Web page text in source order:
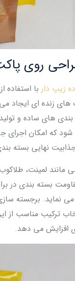
روی پاکت
زیپ دار با
های زنده‌ ای ایجاد
های ساده و
که امکان اجرای
نهایی بسته‌
لمینت،
بسته‌ بندی در
نماید. برجسته‌
ترکیب مناسب
افزایش می‌ دهد.